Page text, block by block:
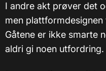
I andre akt prøver det
men plattformdesignen
Gåtene er ikke smarte
aldri gi noen utfordring.